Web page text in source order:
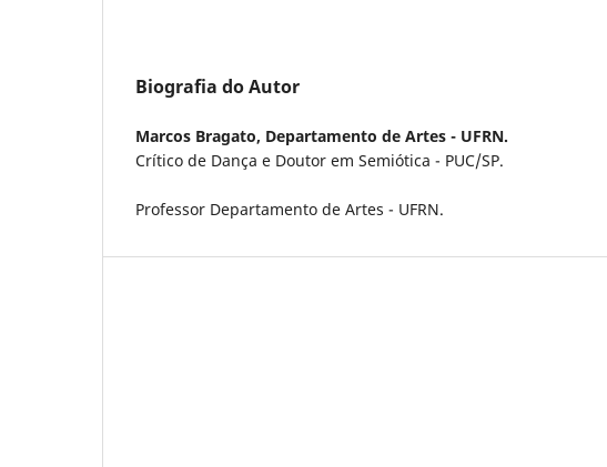
Biografia do Autor
Marcos Bragato, Departamento de Artes - UFRN.
Crítico de Dança e Doutor em Semiótica - PUC/SP.
Professor Departamento de Artes - UFRN.